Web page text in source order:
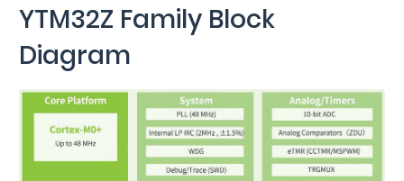
YTM32Z Family Block
Diagram